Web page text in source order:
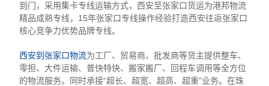
到门，采用集卡专线运输方式，西安至张家口货运为港邦物流
精品成熟专线，15年张家口专线操作经验打造西安往返张家口
核心竞争力优势品牌专线。
西安到张家口物流为工厂、贸易商、批发商等货主提供整车、
零担、大件运输、普快特快、搬家搬厂、回程车调用等全方位
的物流服务。同时承接“超长、超宽、超高、超重”业务。在珠